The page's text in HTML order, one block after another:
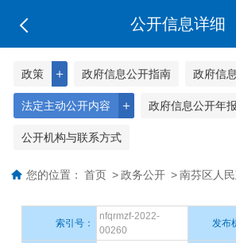
公开信息详细
＋
政策 政府信息公开指南 政府信
＋
法定主动公开内容 政府信息公开年报
公开机构与联系方式
您的位置： 首页 > 政务公开 > 南芬区人
索引号：
nfqrmzf-2022-
00260
发布